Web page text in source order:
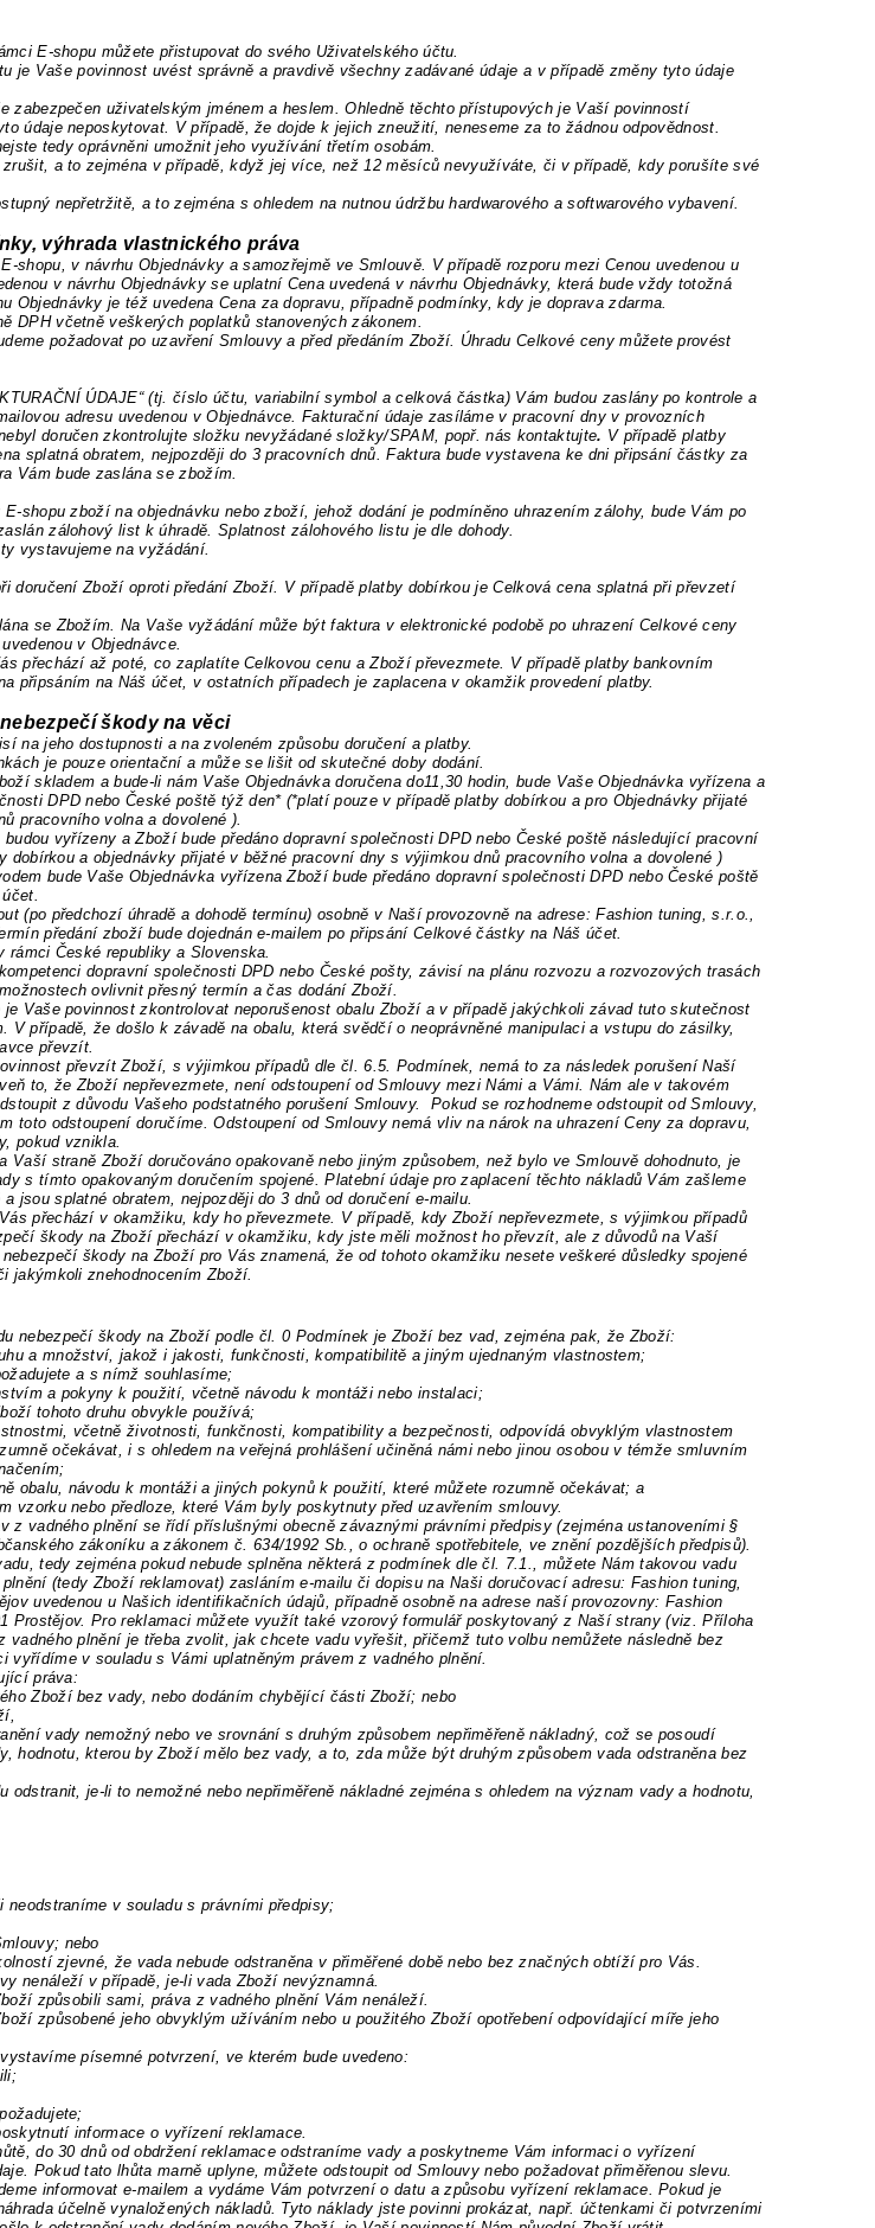
E-shopu můžete přistupovat do svého Uživatelského účtu.
je Vaše povinnost uvést správně a pravdivě všechny zadávané údaje a v případě změny tyto údaje
zabezpečen uživatelským jménem a heslem. Ohledně těchto přístupových je Vaší povinností
údaje neposkytovat. V případě, že dojde k jejich zneužití, neneseme za to žádnou odpovědnost.
tedy oprávněni umožnit jeho využívání třetím osobám.
a to zejména v případě, když jej více, než 12 měsíců nevyužíváte, či v případě, kdy porušíte své
nepřetržitě, a to zejména s ohledem na nutnou údržbu hardwarového a softwarového vybavení.
výhrada vlastnického práva
shopu, v návrhu Objednávky a samozřejmě ve Smlouvě. V případě rozporu mezi Cenou uvedenou u
v návrhu Objednávky se uplatní Cena uvedená v návrhu Objednávky, která bude vždy totožná
Objednávky je též uvedena Cena za dopravu, případně podmínky, kdy je doprava zdarma.
DPH včetně veškerých poplatků stanovených zákonem.
požadovat po uzavření Smlouvy a před předáním Zboží. Úhradu Celkové ceny můžete provést
ÚDAJE“ (tj. číslo účtu, variabilní symbol a celková částka) Vám budou zaslány po kontrole a
adresu uvedenou v Objednávce. Fakturační údaje zasíláme v pracovní dny v provozních
doručen zkontrolujte složku nevyžádané složky/SPAM, popř. nás kontaktujte. V případě platby
splatná obratem, nejpozději do 3 pracovních dnů.Faktura bude vystavena ke dni připsání částky za
Vám bude zaslána se zbožím.
shopu zboží na objednávku nebo zboží, jehož dodání je podmíněno uhrazením zálohy, bude Vám po
zálohový list k úhradě. Splatnost zálohového listu je dle dohody.
vystavujeme na vyžádání.
doručení Zboží oproti předání Zboží. V případě platby dobírkou je Celková cena splatná při převzetí
se Zbožím. Na Vaše vyžádání může být faktura v elektronické podobě po uhrazení Celkové ceny
v Objednávce.
přechází až poté, co zaplatíte Celkovou cenu a Zboží převezmete. V případě platby bankovním
připsáním na Náš účet, v ostatních případech je zaplacena v okamžik provedení platby.
škody na věci
na jeho dostupnosti a na zvoleném způsobu doručení a platby.
je pouze orientační a může se lišit od skutečné doby dodání.
skladem a bude-li nám Vaše Objednávka doručena do11,30 hodin, bude Vaše Objednávka vyřízena a
DPD nebo České poště týž den* (*platí pouze v případě platby dobírkou a pro Objednávky přijaté
pracovního volna a dovolené ).
budou vyřízeny a Zboží bude předáno dopravní společnostiDPD nebo České poště následující pracovní
dobírkou a objednávky přijaté v běžné pracovní dny s výjimkou dnů pracovního volna a dovolené )
bude Vaše Objednávka vyřízena Zboží bude předáno dopravní společnosti DPD nebo České poště
(po předchozí úhradě a dohodě termínu) osobně v Naší provozovně na adrese: Fashion tuning, s.r.o.,
předání zboží bude dojednán e-mailem po připsání Celkové částky na Náš účet.
České republiky a Slovenska.
dopravní společnosti DPD nebo České pošty, závisí na plánu rozvozu a rozvozových trasách
ovlivnit přesný termín a čas dodání Zboží.
Vaše povinnost zkontrolovat neporušenost obalu Zboží a v případě jakýchkoli závad tuto skutečnost
V případě, že došlo k závadě na obalu, která svědčí o neoprávněné manipulaci a vstupu do zásilky,
převzít.
převzít Zboží, s výjimkou případů dle čl. 6.5. Podmínek, nemá to za následek porušení Naší
to, že Zboží nepřevezmete, není odstoupení od Smlouvy mezi Námi a Vámi. Nám ale v takovém
z důvodu Vašeho podstatného porušení Smlouvy.
Pokud se rozhodneme odstoupit od Smlouvy,
toto odstoupení doručíme. Odstoupení od Smlouvy nemá vliv na nárok na uhrazení Ceny za dopravu,
pokud vznikla.
Vaší straně Zboží doručováno opakovaně nebo jiným způsobem, než bylo ve Smlouvě dohodnuto, je
s tímto opakovaným doručením spojené. Platební údaje pro zaplacení těchto nákladů Vám zašleme
jsou splatné obratem, nejpozději do 3 dnů od doručení e-mailu.
přechází v okamžiku, kdy ho převezmete. V případě, kdy Zboží nepřevezmete, s výjimkou případů
škody na Zboží přechází v okamžiku, kdy jste měli možnost ho převzít, ale z důvodů na Vaší
škody na Zboží pro Vás znamená, že od tohoto okamžiku nesete veškeré důsledky spojené
jakýmkoli znehodnocením Zboží.
nebezpečí škody na Zboží podle čl.0Podmínek je Zboží bez vad, zejména pak, že Zboží:
a množství, jakož i jakosti, funkčnosti, kompatibilitě a jiným ujednaným vlastnostem;
a s nímž souhlasíme;
a pokyny k použití, včetně návodu k montáži nebo instalaci;
tohoto druhu obvykle používá;
včetně životnosti, funkčnosti, kompatibility a bezpečnosti,odpovídá obvyklým vlastnostem
očekávat, i s ohledemna veřejná prohlášení učiněná námi nebo jinou osobou v témže smluvním
obalu, návodu k montáži a jiných pokynů k použití, které můžeterozumně očekávat; a
vzorku nebo předloze, které Vám byly poskytnuty před uzavřením smlouvy.
z vadného plnění se řídí příslušnými obecně závaznými právními předpisy (zejména ustanoveními §
zákoníku a zákonem č. 634/1992 Sb., o ochraně spotřebitele, ve znění pozdějších předpisů).
tedy zejména pokud nebude splněna některá z podmínek dle čl. 7.1., můžete Nám takovou vadu
(tedy Zboží reklamovat) zasláním e-mailu či dopisu na Naši doručovací adresu: Fashion tuning,
uvedenou u Našich identifikačních údajů, případně osobně na adrese naší provozovny: Fashion
Prostějov. Pro reklamaci můžete využít také vzorový formulář poskytovaný z Naší strany (viz. Příloha
vadného plnění je třeba zvolit, jak chcete vadu vyřešit, přičemž tuto volbu nemůžete následně bez
vyřídíme v souladu s Vámi uplatněným právem z vadného plnění.
práva:
Zboží bez vady, nebo dodáním chybějící části Zboží; nebo
vady nemožný nebo ve srovnání s druhým způsobem nepřiměřeně nákladný, což se posoudí
hodnotu, kterou by Zboží mělo bez vady, a to, zda může být druhým způsobem vada odstraněna bez
odstranit, je-li to nemožné nebo nepřiměřeně nákladné zejména s ohledem na význam vady a hodnotu,
neodstraníme v souladu s právními předpisy;
nebo
zjevné, že vada nebude odstraněna v přiměřené době nebo bez značných obtíží pro Vás.
nenáleží v případě, je-li vada Zboží nevýznamná.
způsobili sami, práva z vadného plnění Vám nenáleží.
způsobené jeho obvyklým užíváním nebo u použitého Zboží opotřebení odpovídající míře jeho
písemné potvrzení, ve kterém bude uvedeno:
informace o vyřízení reklamace.
do 30 dnů od obdržení reklamace odstraníme vady a poskytneme Vám informaci o vyřízení
Pokud tato lhůta marně uplyne, můžete odstoupit od Smlouvy nebo požadovat přiměřenou slevu.
informovat e-mailem a vydáme Vám potvrzení o datu a způsobu vyřízení reklamace. Pokud je
účelně vynaložených nákladů. Tyto náklady jste povinni prokázat, např. účtenkami či potvrzeními